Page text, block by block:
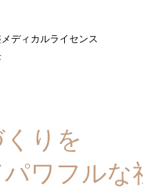
ディカルライセンス
りを
ワフルな